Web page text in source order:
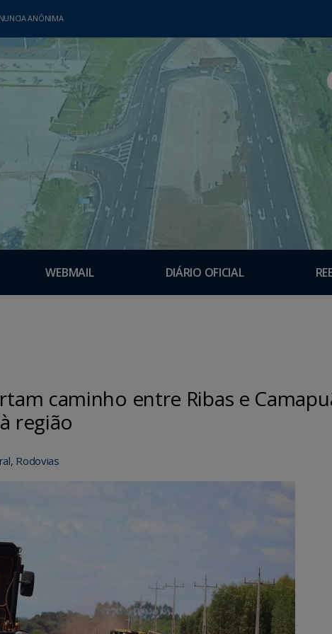
ANÔNIMA
WEBMAIL DIÁRIO OFICIAL
caminho entre Ribas e
região
, Rodovias